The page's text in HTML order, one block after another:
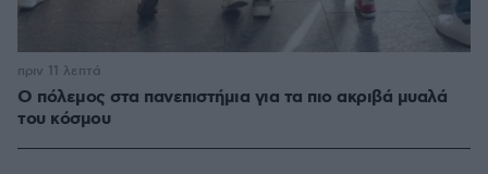
Ο πόλεμος στα πανεπιστήμια για τα πιο ακριβά μυαλά
του κόσμου
πριν 11 λεπτά